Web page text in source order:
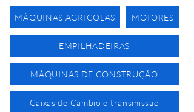
MÁQUINAS AGRICOLAS MOTORES
EMPILHADEIRAS
MÁQUINAS DE CONSTRUÇÃO
Caixas de Câmbio e transmissão